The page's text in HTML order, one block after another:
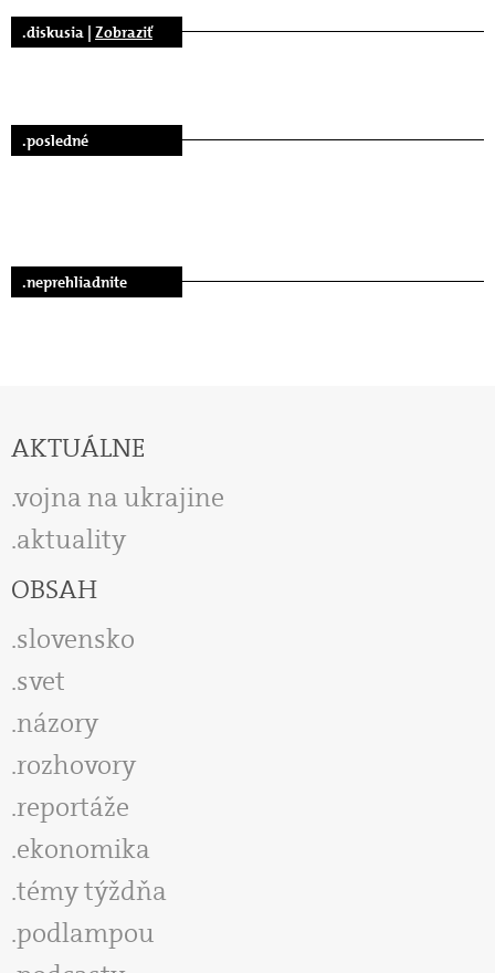
.diskusia | Zobraziť
.posledné
.neprehliadnite
AKTUÁLNE
vojna na ukrajine
aktuality
OBSAH
slovensko
svet
názory
rozhovory
reportáže
ekonomika
témy týždňa
podlampou